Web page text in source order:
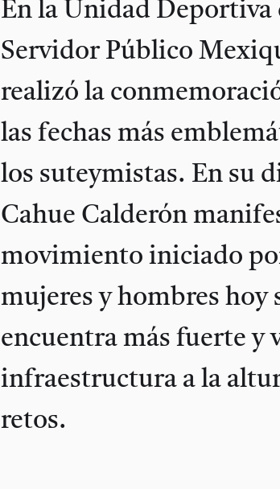
En la Unidad Deportiva
Servidor Público
realizó la
las fechas más
los suteymistas. En su
Cahue Calderón
movimiento iniciado
mujeres y hombres hoy
encuentra más fuerte y
infraestructura a la
retos.